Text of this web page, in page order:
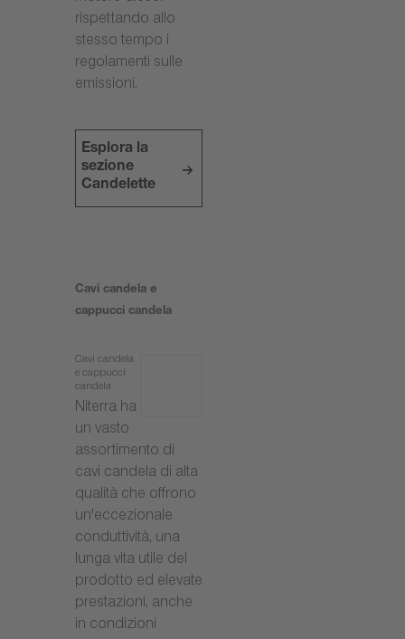
rispettando allo
stesso tempo i
regolamenti sulle
emissioni.
Esplora la
sezione
Candelette
Cavi candela e
cappucci candela
Cavi candela
e cappucci
candela
Niterra ha
un vasto
assortimento di
cavi candela di alta
qualità che offrono
un'eccezionale
conduttività, una
lunga vita utile del
prodotto ed elevate
prestazioni, anche
in condizioni